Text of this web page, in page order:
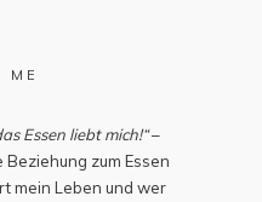
ME
Essen liebt mich!“–
zum Essen
mein Leben und wer